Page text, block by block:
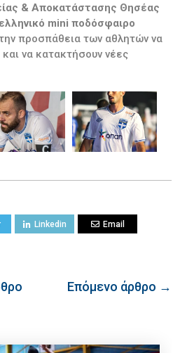
& Αποκατάστασης Θησέας
mini ποδόσφαιρο
προσπάθεια των αθλητών να
να κατακτήσουν νέες
Linkedin Email
Επόμενο άρθρο →